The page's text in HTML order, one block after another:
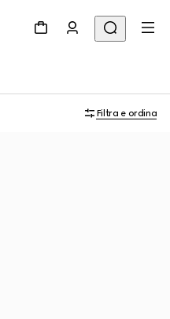
Filtra e ordina